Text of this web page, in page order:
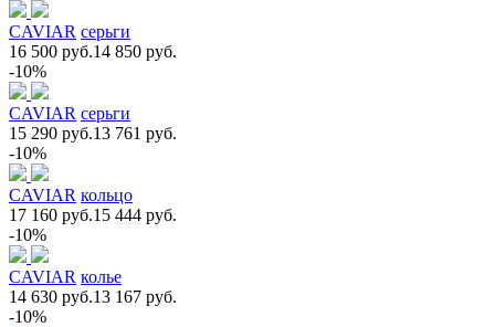
CAVIAR серьги
16 500 руб.14 850 руб.
-10%
CAVIAR серьги
15 290 руб.13 761 руб.
-10%
CAVIAR кольцо
17 160 руб.15 444 руб.
-10%
CAVIAR колье
14 630 руб.13 167 руб.
-10%